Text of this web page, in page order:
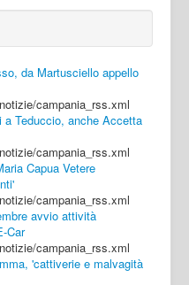
da Martusciello appello
campania_rss.xml
Teduccio, anche Accetta
campania_rss.xml
Capua Vetere
campania_rss.xml
avvio attività
Car
campania_rss.xml
'cattiverie e malvagità